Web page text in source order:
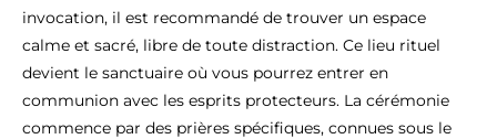
invocation, il est recommandé de trouver un espace
calme et sacré, libre de toute distraction. Ce lieu rituel
devient le sanctuaire où vous pourrez entrer en
communion avec les esprits protecteurs. La cérémonie
commence par des prières spécifiques, connues sous le